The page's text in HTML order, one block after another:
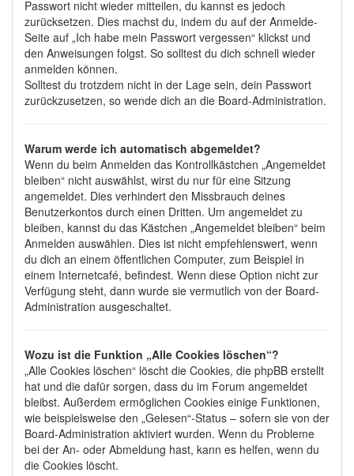
Passwort nicht wieder mitteilen, du kannst es jedoch
zurücksetzen. Dies machst du, indem du auf der Anmelde-
Seite auf „Ich habe mein Passwort vergessen“ klickst und
den Anweisungen folgst. So solltest du dich schnell wieder
anmelden können.
Solltest du trotzdem nicht in der Lage sein, dein Passwort
zurückzusetzen, so wende dich an die Board-Administration.
Warum werde ich automatisch abgemeldet?
Wenn du beim Anmelden das Kontrollkästchen „Angemeldet
bleiben“ nicht auswählst, wirst du nur für eine Sitzung
angemeldet. Dies verhindert den Missbrauch deines
Benutzerkontos durch einen Dritten. Um angemeldet zu
bleiben, kannst du das Kästchen „Angemeldet bleiben“ beim
Anmelden auswählen. Dies ist nicht empfehlenswert, wenn
du dich an einem öffentlichen Computer, zum Beispiel in
einem Internetcafé, befindest. Wenn diese Option nicht zur
Verfügung steht, dann wurde sie vermutlich von der Board-
Administration ausgeschaltet.
Wozu ist die Funktion „Alle Cookies löschen“?
„Alle Cookies löschen“ löscht die Cookies, die phpBB erstellt
hat und die dafür sorgen, dass du im Forum angemeldet
bleibst. Außerdem ermöglichen Cookies einige Funktionen,
wie beispielsweise den „Gelesen“-Status – sofern sie von der
Board-Administration aktiviert wurden. Wenn du Probleme
bei der An- oder Abmeldung hast, kann es helfen, wenn du
die Cookies löscht.